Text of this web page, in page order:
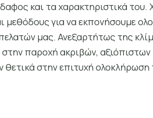
και τα χαρακτηριστικά
μεθόδους για να εκπονήσουμε
μας. Ανεξαρτήτως της
παροχή ακριβών,
θετικά στην επιτυχή ολοκλήρωση